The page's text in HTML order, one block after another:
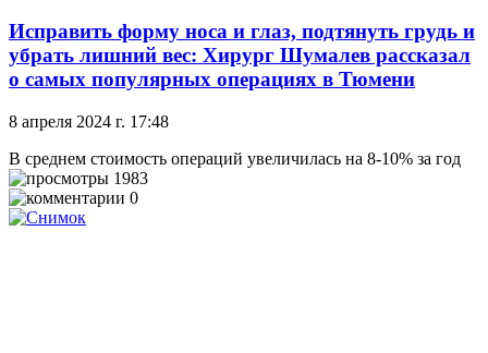
Исправить форму носа и глаз, подтянуть грудь и
убрать лишний вес: Хирург Шумалев рассказал
о самых популярных операциях в Тюмени
8 апреля 2024 г. 17:48
В среднем стоимость операций увеличилась на 8-10% за год
1983
0